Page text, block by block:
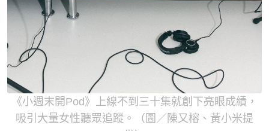
《小週末開Pod》上線不到三十集就創下亮眼成績，
吸引大量女性聽眾追蹤。（圖／陳又榕、黃小米提